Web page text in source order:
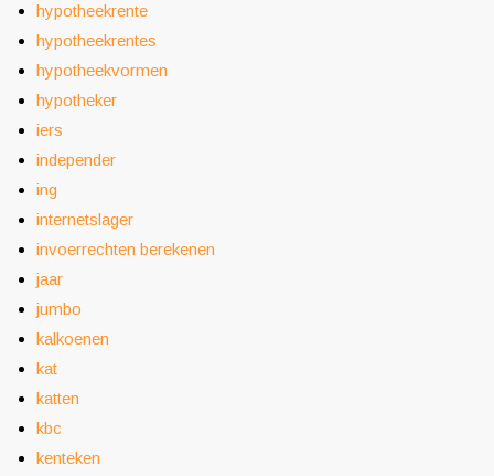
hypotheekrente
hypotheekrentes
hypotheekvormen
hypotheker
iers
independer
ing
internetslager
invoerrechten berekenen
jaar
jumbo
kalkoenen
kat
katten
kbc
kenteken